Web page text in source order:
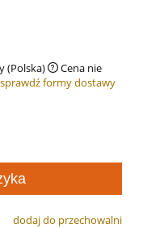
(Polska)
Cena nie
sprawdź formy dostawy
dodaj do przechowalni